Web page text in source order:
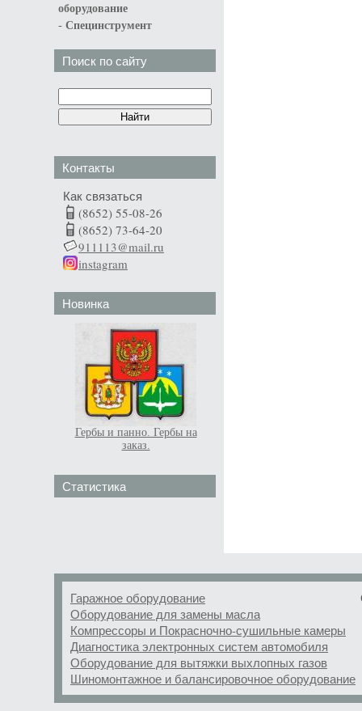
оборудование
- Специнструмент
Поиск по сайту
Контакты
Как связаться
(8652) 55-08-26
(8652) 73-64-20
911113@mail.ru
instagram
Новинка
Гербы и панно. Гербы на
заказ.
Статистика
Гаражное оборудование
Оборудование для замены масла
Компрессоры и Покрасночно-сушильные камеры
Диагностика электронных систем автомобиля
Оборудование для вытяжки выхлопных газов
Шиномонтажное и балансировочное оборудование